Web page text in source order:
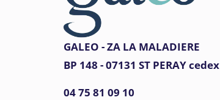
GALEO - ZA LA MALADIERE
BP 148 - 07131 ST PERAY cedex
04 75 81 09 10